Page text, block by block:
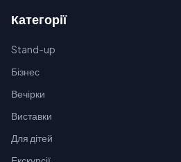
Категорії
Stand-up
Бізнес
Вечірки
Виставки
Для дітей